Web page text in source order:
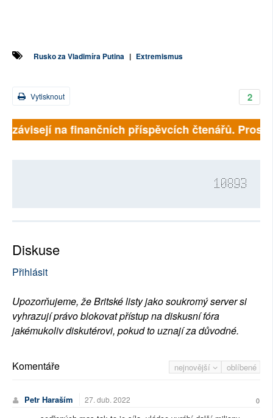
Rusko za Vladimíra Putina | Extremismus
2
Vytisknout
na finančních příspěvcích čtenářů.
10893
Diskuse
Přihlásit
Upozorňujeme, že Britské listy jako soukromý server si
vyhrazují právo blokovat přístup na diskusní fóra
jakémukoliv diskutérovi, pokud to uznají za důvodné.
nejnovější oblíbené
Komentáře
Petr Haraším 27. dub. 2022 0